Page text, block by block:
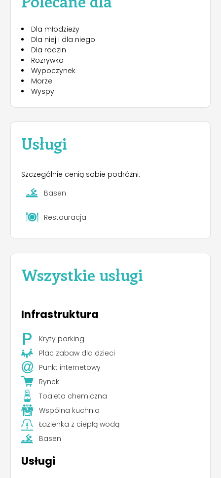
Dla młodzieży
Dla niej i dla niego
Dla rodzin
Rozrywka
Wypoczynek
Morze
Wyspy
Usługi
Szczególnie cenią sobie podróżni:
Basen
Restauracja
Wszystkie usługi
Infrastruktura
Kryty parking
Plac zabaw dla dzieci
Punkt internetowy
Rynek
Toaleta chemiczna
Wspólna kuchnia
Łazienka z ciepłą wodą
Basen
Usługi